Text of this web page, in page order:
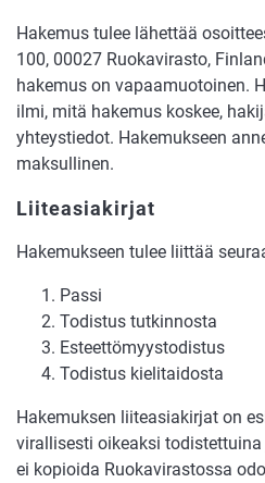
Hakemus tulee lähettää
100, 00027 Ruokavirasto,
hakemus on vapaamuotoinen.
ilmi, mitä hakemus koskee,
yhteystiedot. Hakemukseen
maksullinen.
Liiteasiakirjat
Hakemukseen tulee liittää
Passi
Todistus tutkinnosta
Esteettömyystodistus
Todistus kielitaidosta
Hakemuksen liiteasiakirjat on
virallisesti oikeaksi
ei kopioida Ruokavirastossa